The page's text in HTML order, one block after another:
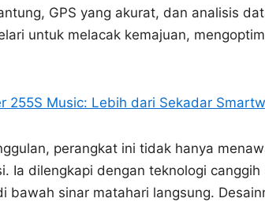
GPS yang akurat, dan analisis
untuk melacak kemajuan,
255S Music: Lebih dari Sekadar
perangkat ini tidak hanya
Ia dilengkapi dengan teknologi
bawah sinar matahari langsung.